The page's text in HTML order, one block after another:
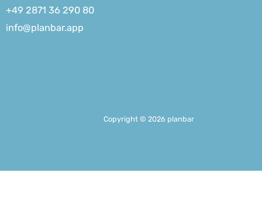
+49 2871 36 290 80
info@planbar.app
Copyright © 2026 planbar